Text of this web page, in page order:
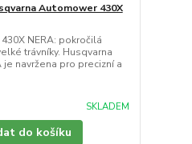
Automower 430X
NERA: pokročilá
trávníky. Husqvarna
navržena pro precizní a
SKLADEM
do košíku